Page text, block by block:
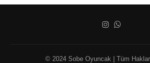
© 2024 Sobe Oyuncak | Tüm